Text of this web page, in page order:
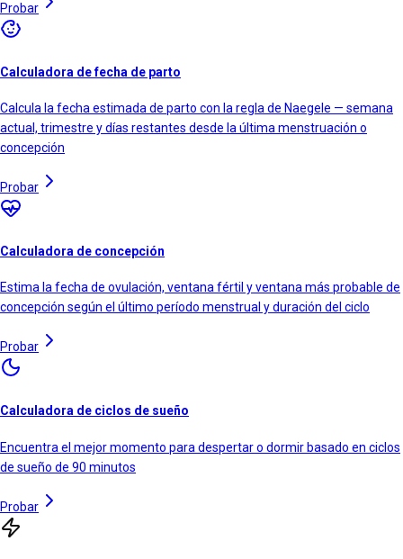
Probar
Calculadora de fecha de parto
Calcula la fecha estimada de parto con la regla de Naegele — semana
actual, trimestre y días restantes desde la última menstruación o
concepción
Probar
Calculadora de concepción
Estima la fecha de ovulación, ventana fértil y ventana más probable de
concepción según el último período menstrual y duración del ciclo
Probar
Calculadora de ciclos de sueño
Encuentra el mejor momento para despertar o dormir basado en ciclos
de sueño de 90 minutos
Probar